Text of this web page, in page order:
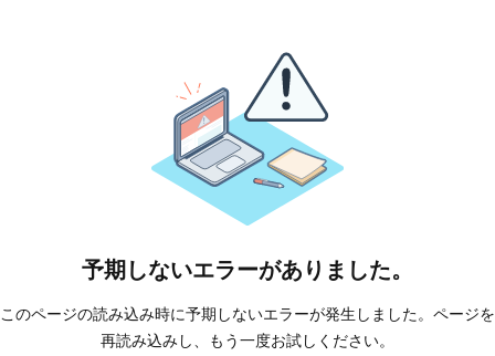
予期しないエラーがありました。
このページの読み込み時に予期しないエラーが発生しました。ページを
再読み込みし、もう一度お試しください。